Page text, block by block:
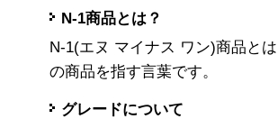
N-1商品とは？
N-1(エヌ マイナス ワン)商品と
の商品を指す言葉です。
グレードについて